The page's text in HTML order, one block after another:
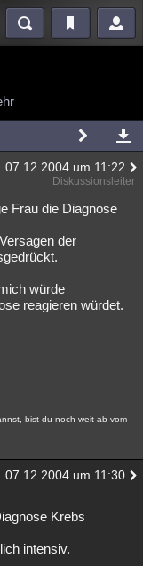
Mystery Kriminalfälle
Ufologie
Literatur
Geschlossen
07.12.2004 um 11:22
Diskussionsleiter
Frau die Diagnose
der
würde
reagieren würdet.
bist du noch weit ab vom
07.12.2004 um 11:30
Krebs
intensiv.